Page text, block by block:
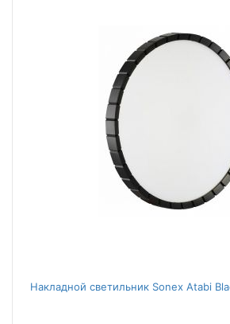
Накладной светильник Sonex Atabi